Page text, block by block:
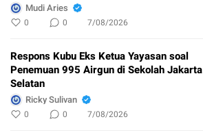
Mudi Aries
0 0 7/08/2026
Respons Kubu Eks Ketua Yayasan soal
Penemuan 995 Airgun di Sekolah Jakarta
Selatan
Ricky Sulivan
0 0 7/08/2026